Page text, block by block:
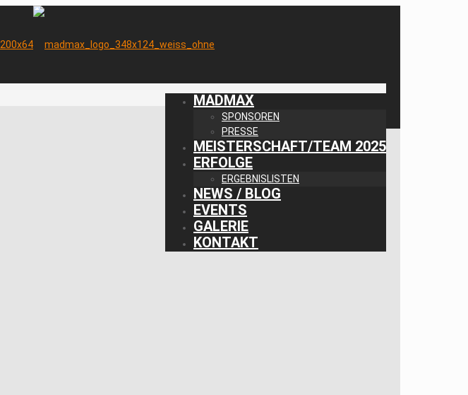
MADMAX
SPONSOREN
PRESSE
MEISTERSCHAFT/TEAM 2025
ERFOLGE
ERGEBNISLISTEN
NEWS / BLOG
EVENTS
GALERIE
KONTAKT